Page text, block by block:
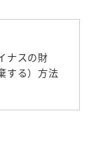
ナスの財
する）方法